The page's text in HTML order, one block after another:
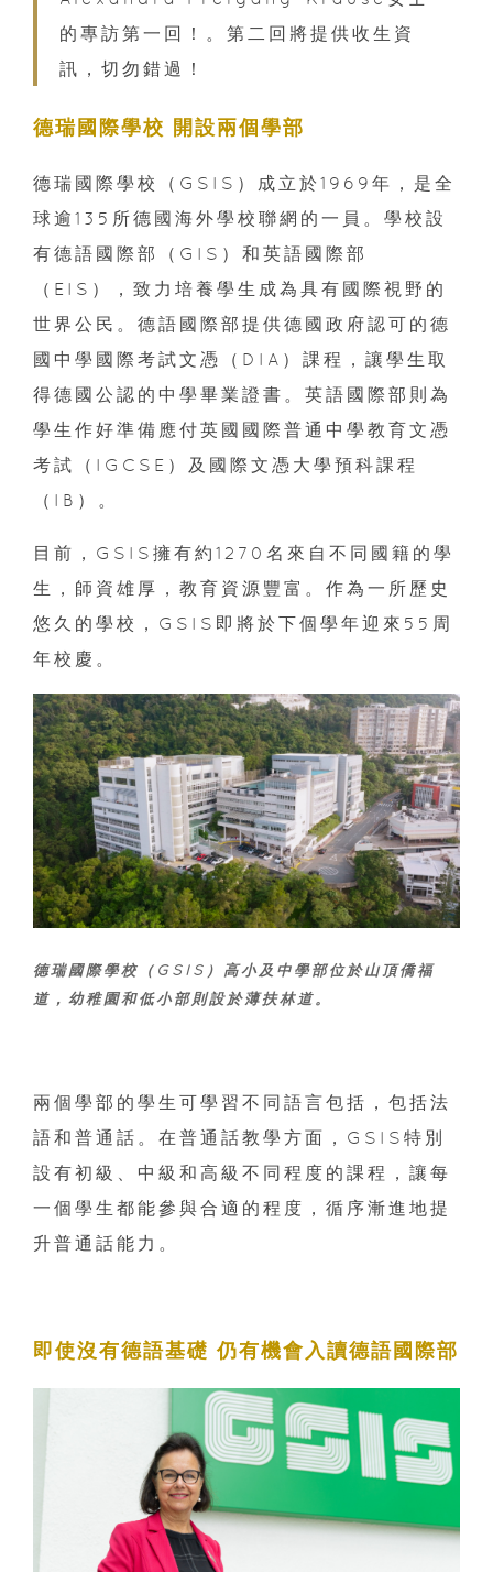
的專訪第一回！。第二回將提供收生資
訊，切勿錯過！
德瑞國際學校 開設兩個學部
德瑞國際學校（GSIS）成立於1969年，是全
球逾135所德國海外學校聯網的一員。學校設
有德語國際部（GIS）和英語國際部
（EIS），致力培養學生成為具有國際視野的
世界公民。德語國際部提供德國政府認可的德
國中學國際考試文憑（DIA）課程，讓學生取
得德國公認的中學畢業證書。英語國際部則為
學生作好準備應付英國國際普通中學教育文憑
考試（IGCSE）及國際文憑大學預科課程
（IB）。
目前，GSIS擁有約1270名來自不同國籍的學
生，師資雄厚，教育資源豐富。作為一所歷史
悠久的學校，GSIS即將於下個學年迎來55周
年校慶。
德瑞國際學校（GSIS）高小及中學部位於山頂僑福
道，幼稚園和低小部則設於薄扶林道。
兩個學部的學生可學習不同語言包括，包括法
語和普通話。在普通話教學方面，GSIS特別
設有初級、中級和高級不同程度的課程，讓每
一個學生都能參與合適的程度，循序漸進地提
升普通話能力。
即使沒有德語基礎 仍有機會入讀德語國際部